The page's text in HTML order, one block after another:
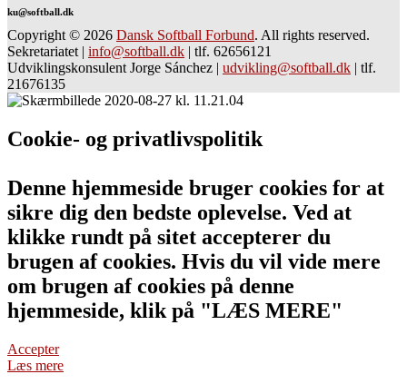
ku@softball.dk
Copyright © 2026 Dansk Softball Forbund. All rights reserved.
Sekretariatet | info@softball.dk | tlf. 62656121
Udviklingskonsulent Jorge Sánchez | udvikling@softball.dk | tlf.
21676135
Cookie- og privatlivspolitik
Denne hjemmeside bruger cookies for at
sikre dig den bedste oplevelse. Ved at
klikke rundt på sitet accepterer du
brugen af cookies. Hvis du vil vide mere
om brugen af cookies på denne
hjemmeside, klik på "LÆS MERE"
Accepter
Læs mere